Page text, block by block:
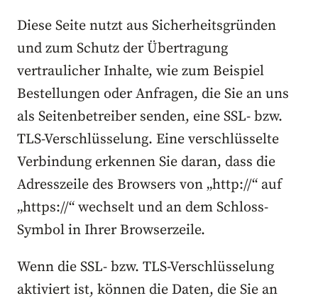
Diese Seite nutzt aus Sicherheitsgründen
und zum Schutz der Übertragung
vertraulicher Inhalte, wie zum Beispiel
Bestellungen oder Anfragen, die Sie an uns
als Seitenbetreiber senden, eine SSL- bzw.
TLS-Verschlüsselung. Eine verschlüsselte
Verbindung erkennen Sie daran, dass die
Adresszeile des Browsers von „http://“ auf
„https://“ wechselt und an dem Schloss-
Symbol in Ihrer Browserzeile.
Wenn die SSL- bzw. TLS-Verschlüsselung
aktiviert ist, können die Daten, die Sie an